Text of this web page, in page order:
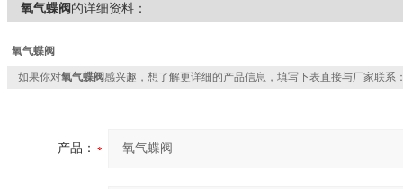
氧气蝶阀 的详细资料：
氧气蝶阀
如果你对氧气蝶阀感兴趣，想了解更详细的产品信息，填写下表直接与厂家联系
产品：